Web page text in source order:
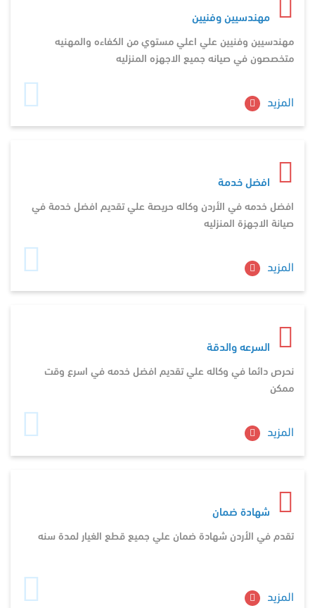
مهندسيين وفنيين
مهندسيين وفنيين علي اعلي مستوي من الكفاءه والمهنيه
متخصصون في صيانه جميع الاجهزه المنزليه
المزيد
افضل خدمة
افضل خدمه في الأردن وكاله حريصة علي تقديم افضل خدمة في
صيانة الاجهزة المنزليه
المزيد
السرعه والدقة
نحرص دائما في وكاله علي تقديم افضل خدمه في اسرع وقت
ممكن
المزيد
شهادة ضمان
تقدم في الأردن شهادة ضمان علي جميع قطع الغيار لمدة سنه
المزيد